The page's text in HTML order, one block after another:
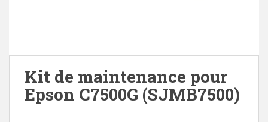
Kit de maintenance pour
Epson C7500G (SJMB7500)